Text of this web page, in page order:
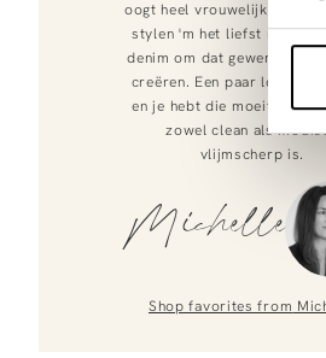
oogt heel vrouwelijk en
stylen 'm het liefst met
denim om dat gewenste
creëren. Een paar loafers
en je hebt die moeiteloze
zowel clean als
vlijmscherp is.
Michelle
Shop favorites from